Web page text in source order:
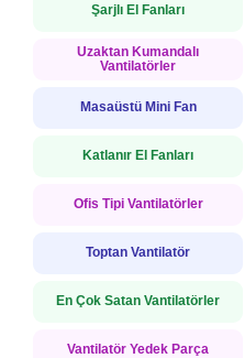
Şarjlı El Fanları
Uzaktan Kumandalı
Vantilatörler
Masaüstü Mini Fan
Katlanır El Fanları
Ofis Tipi Vantilatörler
Toptan Vantilatör
En Çok Satan Vantilatörler
Vantilatör Yedek Parça